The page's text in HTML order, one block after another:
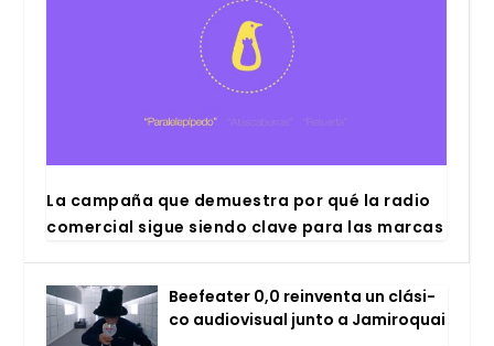
La cam­pa­ña que demues­tra por qué la radio
comer­cial sigue sien­do cla­ve para las mar­cas
Bee­fea­ter 0,0 rein­ven­ta un clá­si­
co audio­vi­sual jun­to a Jami­ro­quai